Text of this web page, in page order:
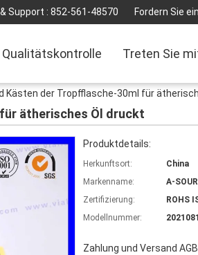
Support : 852-561-48570 Fordern Sie
Qualitätskontrolle Treten Sie
Kästen der Tropfflasche-30ml für
ätherisches Öl druckt
Produktdetails:
Herkunftsort:
China
Markenname:
A-
Zertifizierung:
ROHS
Modellnummer:
Zahlung und Versand